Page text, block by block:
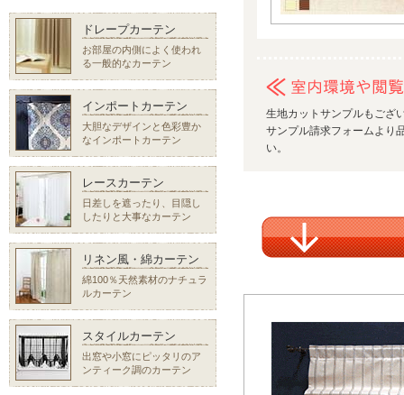
生地カットサンプルもござ
サンプル請求フォームより
い。
ドレープカーテン
お部屋の内側によく使われ
る一般的なカーテン
インポートカーテン
大胆なデザインと色彩豊か
なインポートカーテン
レースカーテン
日差しを遮ったり、目隠し
したりと大事なカーテン
リネン風・綿カーテン
綿100％天然素材のナチュラ
ルカーテン
スタイルカーテン
出窓や小窓にピッタリのア
ンティーク調のカーテン